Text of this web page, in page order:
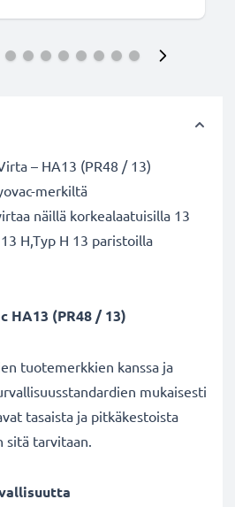
– HA13 (PR48 / 13)
merkiltä
näillä korkealaatuisilla 13
H,Typ H 13 paristoilla
HA13 (PR48 / 13)
tuotemerkkien kanssa ja
mukaisesti
tasaista ja pitkäkestoista
sitä tarvitaan.